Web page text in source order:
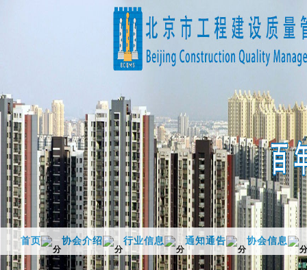
首页 协会介绍 行业信息 通知通告 协会信息